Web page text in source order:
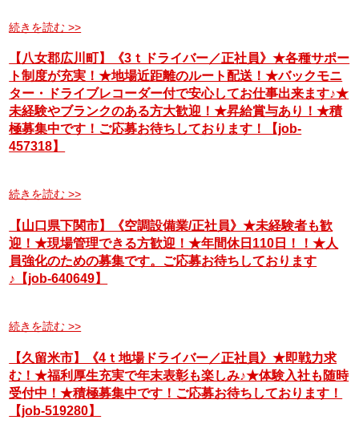
続きを読む >>
【八女郡広川町】《3ｔドライバー／正社員》★各種サポー
ト制度が充実！★地場近距離のルート配送！★バックモニ
ター・ドライブレコーダー付で安心してお仕事出来ます♪★
未経験やブランクのある方大歓迎！★昇給賞与あり！★積
極募集中です！ご応募お待ちしております！【job-
457318】
続きを読む >>
【山口県下関市】《空調設備業/正社員》★未経験者も歓
迎！★現場管理できる方歓迎！★年間休日110日！！★人
員強化のための募集です。ご応募お待ちしております
♪【job-640649】
続きを読む >>
【久留米市】《4ｔ地場ドライバー／正社員》★即戦力求
む！★福利厚生充実で年末表彰も楽しみ♪★体験入社も随時
受付中！★積極募集中です！ご応募お待ちしております！
【job-519280】